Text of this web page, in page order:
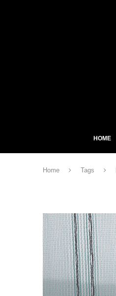
HOME
Home Tags